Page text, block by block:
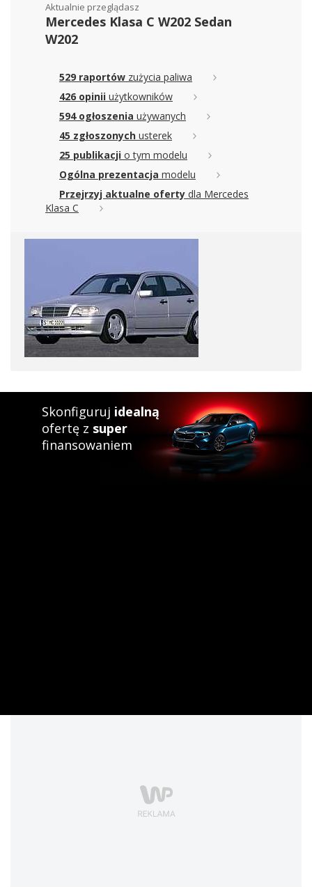
Aktualnie przeglądasz
Mercedes Klasa C W202 Sedan
W202
529 raportów zużycia paliwa
426 opinii użytkowników
594 ogłoszenia używanych
45 zgłoszonych usterek
25 publikacji o tym modelu
Ogólna prezentacja modelu
Przejrzyj aktualne oferty dla Mercedes
Klasa C
Skonfiguruj idealną
ofertę z super
finansowaniem